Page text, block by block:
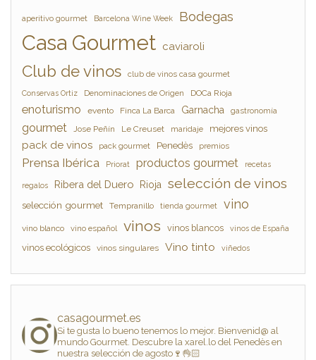
aperitivo gourmet Barcelona Wine Week Bodegas
Casa Gourmet caviaroli
Club de vinos club de vinos casa gourmet
Conservas Ortiz Denominaciones de Origen DOCa Rioja
enoturismo evento Finca La Barca Garnacha gastronomía
gourmet Jose Peñín Le Creuset maridaje mejores vinos
pack de vinos pack gourmet Penedès premios
Prensa Ibérica Priorat productos gourmet recetas
regalos Ribera del Duero Rioja selección de vinos
selección gourmet Tempranillo tienda gourmet vino
vino blanco vino español vinos vinos blancos vinos de España
vinos ecológicos vinos singulares Vino tinto viñedos
casagourmet.es
Si te gusta lo bueno tenemos lo mejor. Bienvenid@ al
mundo Gourmet. Descubre la xarel.lo del Penedès en
nuestra selección de agosto🍷👌🏻